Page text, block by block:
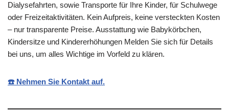
Dialysefahrten, sowie Transporte für Ihre Kinder, für Schulwege
oder Freizeitaktivitäten. Kein Aufpreis, keine versteckten Kosten
– nur transparente Preise. Ausstattung wie Babykörbchen,
Kindersitze und Kindererhöhungen Melden Sie sich für Details
bei uns, um alles Wichtige im Vorfeld zu klären.
☎️ Nehmen Sie Kontakt auf.